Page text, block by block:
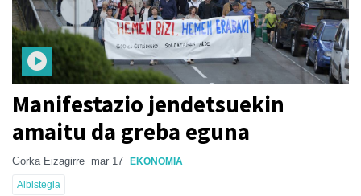
Manifestazio jendetsuekin
amaitu da greba eguna
Gorka Eizagirre mar 17 EKONOMIA
Albistegia